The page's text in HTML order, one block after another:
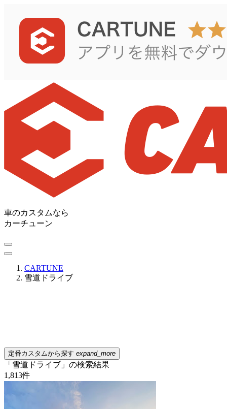
車のカスタムなら
カーチューン
CARTUNE
雪道ドライブ
定番カスタムから探す expand_more
「雪道ドライブ」の検索結果
1,813件